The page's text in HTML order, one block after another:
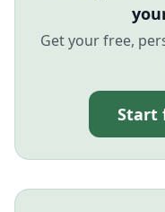
Get your free,
Start